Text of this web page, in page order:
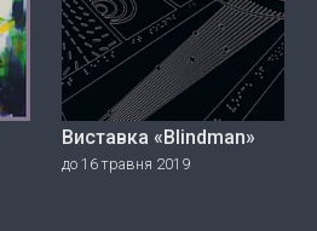
Виставка «Blindman»
до 16 травня 2019